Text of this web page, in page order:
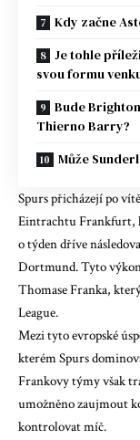
Kdy začne
Je tohle
svou formu
Bude
Thierno Barry?
Může
Spurs přicházejí po
Eintrachtu Frankfurt,
o týden dříve
Dortmund. Tyto
Thomase Franka,
League.
Mezi tyto evropské
kterém Spurs
Frankovy týmy však
umožněno zaujmout
kontrolovat míč.